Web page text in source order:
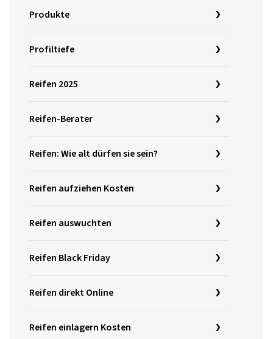
Produkte
Profiltiefe
Reifen 2025
Reifen-Berater
Reifen: Wie alt dürfen sie sein?
Reifen aufziehen Kosten
Reifen auswuchten
Reifen Black Friday
Reifen direkt Online
Reifen einlagern Kosten